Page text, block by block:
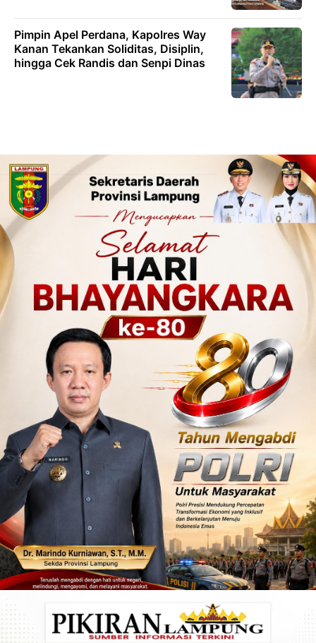
Pimpin Apel Perdana, Kapolres Way
Kanan Tekankan Soliditas, Disiplin,
hingga Cek Randis dan Senpi Dinas